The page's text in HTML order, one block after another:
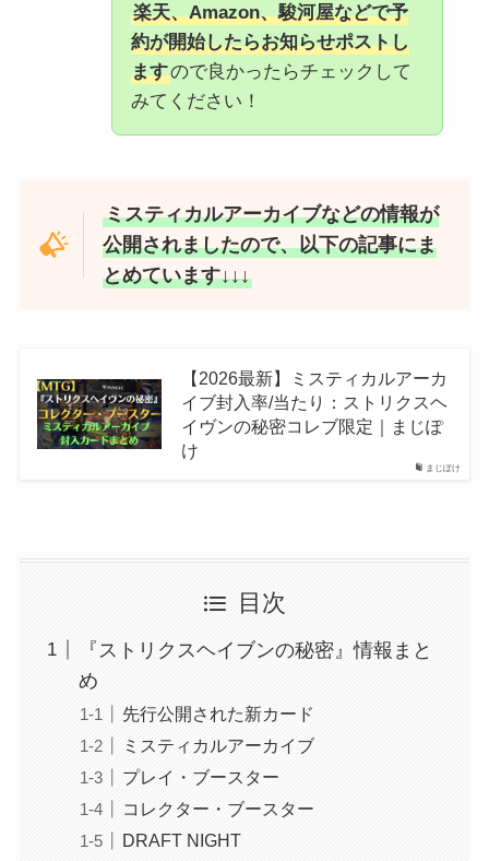
楽天、Amazon、駿河屋などで予
約が開始したらお知らせポストし
ますので良かったらチェックして
みてください！
ミスティカルアーカイブなどの情報が
公開されましたので、以下の記事にま
とめています↓↓↓
まじぽけ
【2026最新】ミスティカルアーカ
イブ封入率/当たり：ストリクスヘ
イヴンの秘密コレブ限定｜まじぽ
け
目次
『ストリクスヘイブンの秘密』情報まと
め
先行公開された新カード
ミスティカルアーカイブ
プレイ・ブースター
コレクター・ブースター
DRAFT NIGHT